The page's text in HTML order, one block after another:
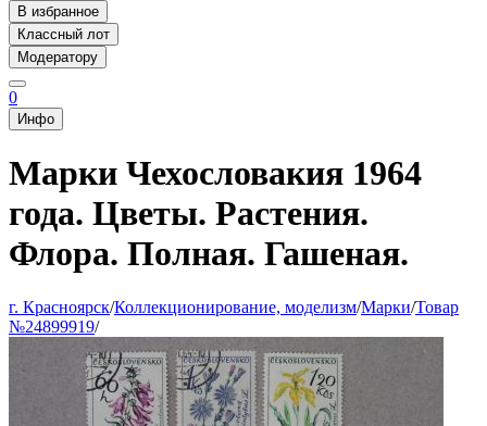
В избранное
Классный лот
Модератору
0
Инфо
Марки Чехословакия 1964
года. Цветы. Растения.
Флора. Полная. Гашеная.
г. Красноярск/Коллекционирование, моделизм/Марки/Товар
№24899919/